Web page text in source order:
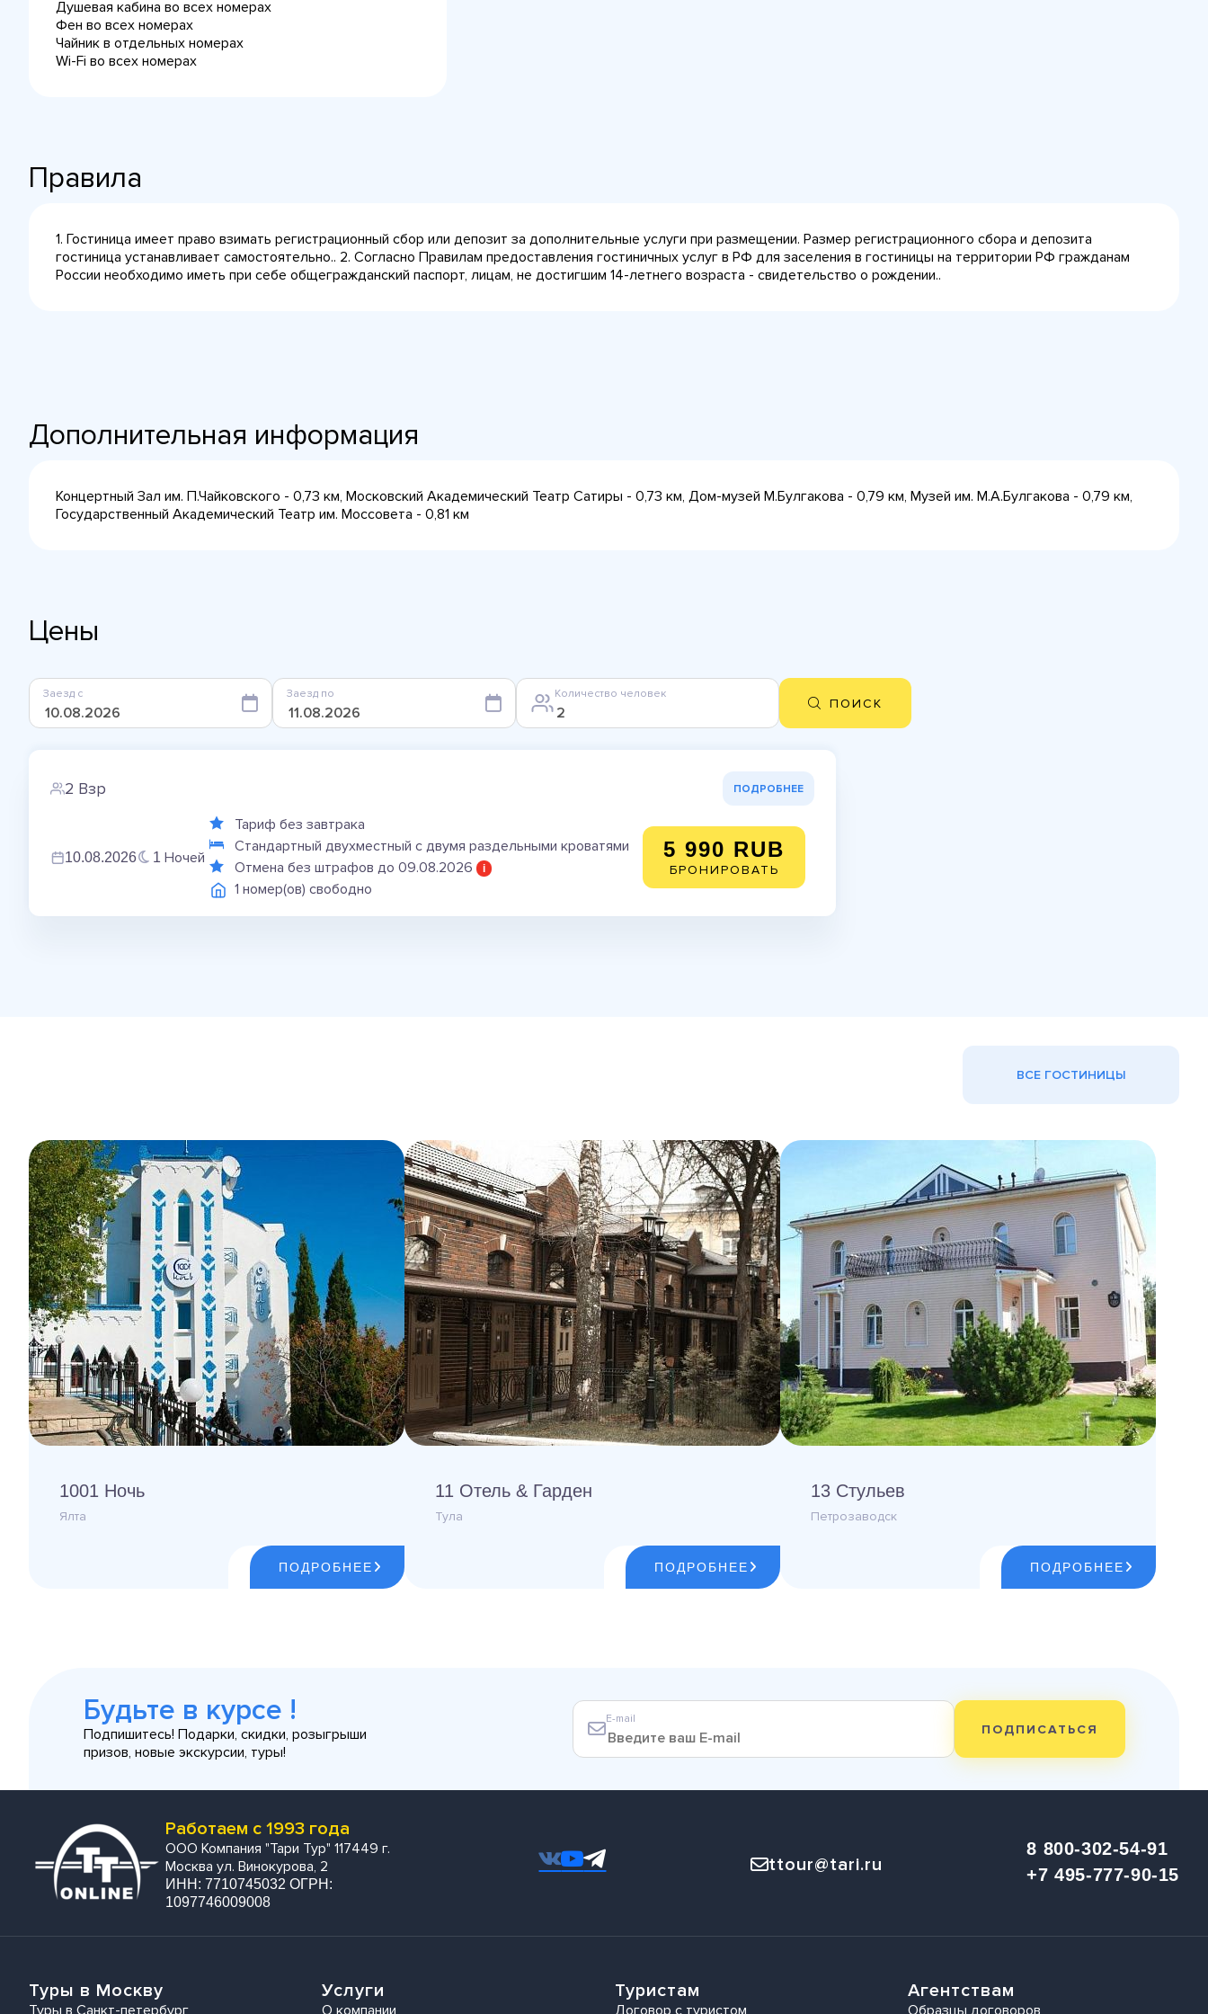
Душевая кабина во всех номерах
Фен во всех номерах
Чайник в отдельных номерах
Wi-Fi во всех номерах
Правила
1. Гостиница имеет право взимать регистрационный сбор или депозит за дополнительные услуги при размещении. Размер регистрационного сбора и депозита
гостиница устанавливает самостоятельно.. 2. Согласно Правилам предоставления гостиничных услуг в РФ для заселения в гостиницы на территории РФ гражданам
России необходимо иметь при себе общегражданский паспорт, лицам, не достигшим 14-летнего возраста - свидетельство о рождении..
Дополнительная информация
Концертный Зал им. П.Чайковского - 0,73 км, Московский Академический Театр Сатиры - 0,73 км, Дом-музей М.Булгакова - 0,79 км, Музей им. М.А.Булгакова - 0,79 км,
Государственный Академический Театр им. Моссовета - 0,81 км
Цены
Заезд с Заезд по Количество человек
ПОИСК
2 Взр ПОДРОБНЕЕ
10.08.2026 1 Ночей
Тариф без завтрака
Стандартный двухместный с двумя раздельными кроватями
Отмена без штрафов до 09.08.2026
i
1 номер(ов) свободно
5 990 RUB
БРОНИРОВАТЬ
ВСЕ ГОСТИНИЦЫ
1001 Ночь
Ялта
ПОДРОБНЕЕ
11 Отель & Гарден
Тула
ПОДРОБНЕЕ
13 Стульев
Петрозаводск
ПОДРОБНЕЕ
Будьте в курсе !
Подпишитесь! Подарки, скидки, розыгрыши
призов, новые экскурсии, туры!
E-mail
ПОДПИСАТЬСЯ
Работаем с 1993 года
ООО Компания "Тари Тур" 117449 г.
Москва ул. Винокурова, 2
ИНН: 7710745032 ОГРН:
1097746009008
ttour@tari.ru
8 800-302-54-91
+7 495-777-90-15
Туры в Москву Услуги Туристам Агентствам